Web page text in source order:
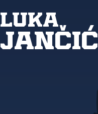
Luka
Jančić